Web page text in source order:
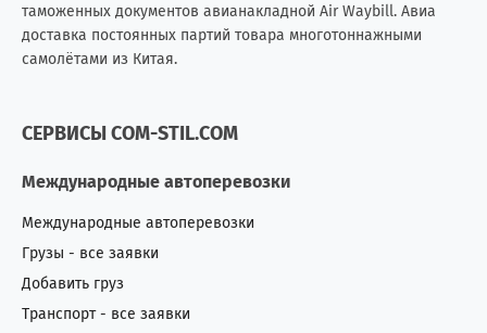
таможенных документов авианакладной Air Waybill. Авиа
доставка постоянных партий товара многотоннажными
самолётами из Китая.
СЕРВИСЫ COM-STIL.COM
Международные автоперевозки
Международные автоперевозки
Грузы - все заявки
Добавить груз
Транспорт - все заявки